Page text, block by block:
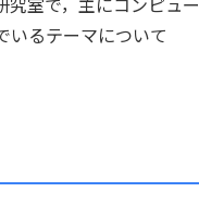
いるテーマについて